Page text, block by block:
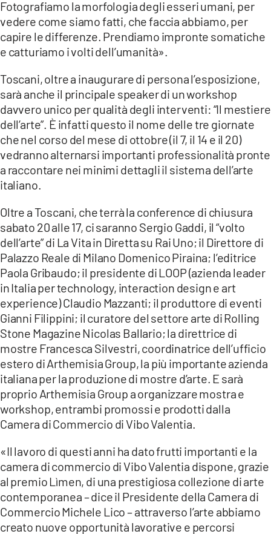
Fotografiamo la morfologia degli esseri umani, per
vedere come siamo fatti, che faccia abbiamo, per
capire le differenze. Prendiamo impronte somatiche
e catturiamo i volti dell’umanità».
Toscani, oltre a inaugurare di persona l’esposizione,
sarà anche il principale speaker di un workshop
davvero unico per qualità degli interventi: “Il mestiere
dell’arte”. È infatti questo il nome delle tre giornate
che nel corso del mese di ottobre (il 7, il 14 e il 20)
vedranno alternarsi importanti professionalità pronte
a raccontare nei minimi dettagli il sistema dell’arte
italiano.
Oltre a Toscani, che terrà la conference di chiusura
sabato 20 alle 17, ci saranno Sergio Gaddi, il “volto
dell’arte” di La Vita in Diretta su Rai Uno; il Direttore di
Palazzo Reale di Milano Domenico Piraina; l’editrice
Paola Gribaudo; il presidente di LOOP (azienda leader
in Italia per technology, interaction design e art
experience) Claudio Mazzanti; il produttore di eventi
Gianni Filippini; il curatore del settore arte di Rolling
Stone Magazine Nicolas Ballario; la direttrice di
mostre Francesca Silvestri, coordinatrice dell’ufficio
estero di Arthemisia Group, la più importante azienda
italiana per la produzione di mostre d’arte. E sarà
proprio Arthemisia Group a organizzare mostra e
workshop, entrambi promossi e prodotti dalla
Camera di Commercio di Vibo Valentia.
«Il lavoro di questi anni ha dato frutti importanti e la
camera di commercio di Vibo Valentia dispone, grazie
al premio Lìmen, di una prestigiosa collezione di arte
contemporanea – dice il Presidente della Camera di
Commercio Michele Lico – attraverso l’arte abbiamo
creato nuove opportunità lavorative e percorsi